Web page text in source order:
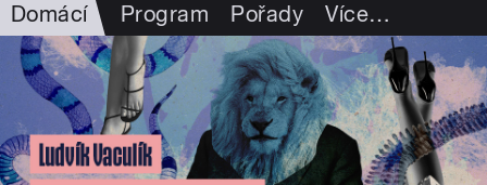
Domácí Program Pořady Více…